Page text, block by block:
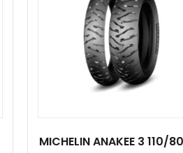
MICHELIN ANAKEE 3 110/